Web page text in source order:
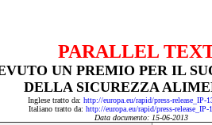
PARALLEL
UN PREMIO PER IL
DELLA SICUREZZA
Inglese tratto da: http://europa.eu/rapid/press-release_IP-
Italiano tratto da: http://europa.eu/rapid/press-
Data documento: 15-06-2013